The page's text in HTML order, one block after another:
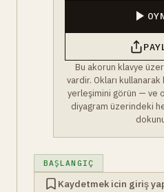
Bu akorun klavye
vardir. Okları
yerleşimini görün — ve
diyagram üzerindeki
BAŞLANGIÇ
Kaydetmek icin giriş